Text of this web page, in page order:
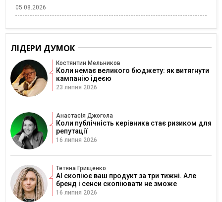
05.08.2026
ЛІДЕРИ ДУМОК
Костянтин Мельников
Коли немає великого бюджету: як витягнути
кампанію ідеєю
23 липня 2026
Анастасія Джогола
Коли публічність керівника стає ризиком для
репутації
16 липня 2026
Тетяна Грищенко
AI скопіює ваш продукт за три тижні. Але
бренд і сенси скопіювати не зможе
16 липня 2026